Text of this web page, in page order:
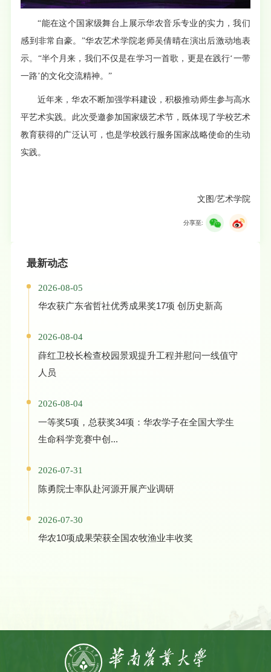
“能在这个国家级舞台上展示华农音乐专业的实力，我们
感到非常自豪。”华农艺术学院老师吴倩晴在演出后激动地表
示。“半个月来，我们不仅是在学习一首歌，更是在践行‘一带
一路’的文化交流精神。”
近年来 ，华农不断加强学科建设，积极推动师生参与高水
平艺术实践。此次受邀参加国家级艺术节，既体现了学校艺术
教育获得的广泛认可，也是学校践行服务国家战略使命的生动
实践。
文图/艺术学院
分享至:
最新动态
2026-08-05
华农获广东省哲社优秀成果奖17项 创历史新高
2026-08-04
薛红卫校长检查校园景观提升工程并慰问一线值守
人员
2026-08-04
一等奖5项，总获奖34项：华农学子在全国大学生
生命科学竞赛中创...
2026-07-31
陈勇院士率队赴河源开展产业调研
2026-07-30
华农10项成果荣获全国农牧渔业丰收奖